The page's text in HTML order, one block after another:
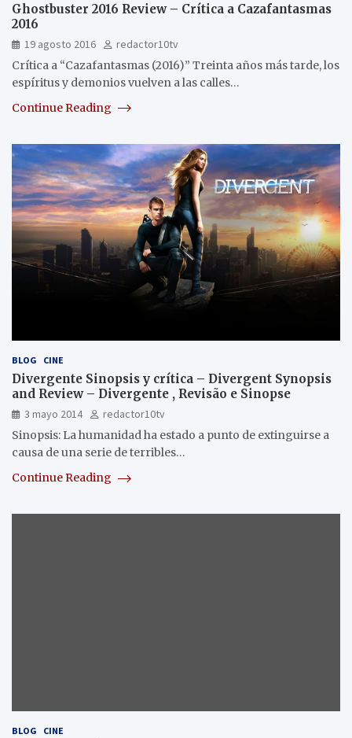
Ghostbuster 2016 Review – Crítica a Cazafantasmas
2016
19 agosto 2016
redactor10tv
Crítica a “Cazafantasmas (2016)” Treinta años más tarde, los
espíritus y demonios vuelven a las calles…
Continue Reading
BLOG CINE
Divergente Sinopsis y crítica – Divergent Synopsis
and Review – Divergente , Revisão e Sinopse
3 mayo 2014
redactor10tv
Sinopsis: La humanidad ha estado a punto de extinguirse a
causa de una serie de terri­bles…
Continue Reading
BLOG CINE